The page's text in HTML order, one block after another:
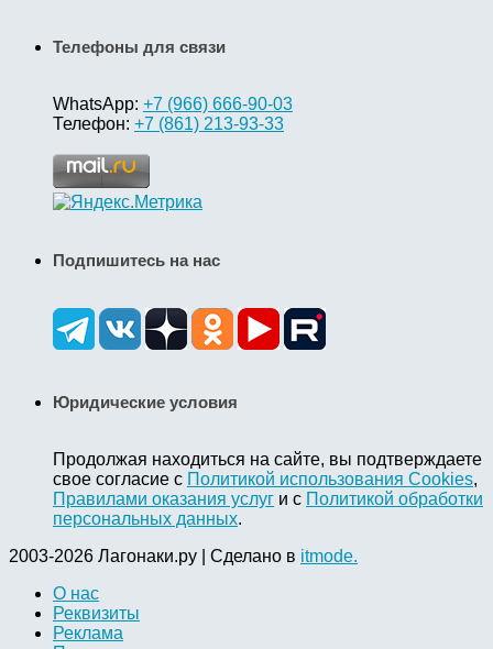
Телефоны для связи
WhatsApp: +7 (966) 666-90-03
Телефон: +7 (861) 213-93-33
Подпишитесь на нас
Юридические условия
Продолжая находиться на сайте, вы подтверждаете
свое согласие с Политикой использования Cookies,
Правилами оказания услуг и с Политикой обработки
персональных данных.
2003-2026 Лагонаки.ру | Сделано в itmode.
О нас
Реквизиты
Реклама